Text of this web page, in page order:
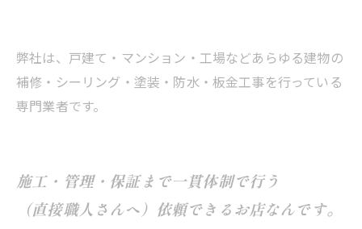
弊社は、戸建て・マンション・工場などあらゆる建物の
補修・シーリング・塗装・防水・板金工事を行っている
専門業者です。
施工・管理・保証まで一貫体制で行う
（直接職人さんへ）依頼できるお店なんです。